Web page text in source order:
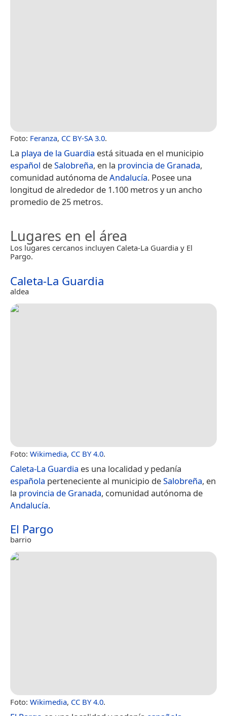
Foto: Feranza, CC BY-SA 3.0.
La playa de la Guardia está situada en el municipio
español deSalobreña, en la provincia de Granada,
comunidad autónoma deAndalucía. Posee una
longitud de alrededor de 1.100 metros y un ancho
promedio de 25 metros.
Lugares en el área
Los lugares cercanos incluyen Caleta-La Guardia y El
Pargo.
Caleta-La Guardia
aldea
Foto: Wikimedia, CC BY 4.0.
Caleta-La Guardia es una localidad y pedanía
española perteneciente al municipio deSalobreña, en
la provincia de Granada, comunidad autónoma de
Andalucía.
El Pargo
barrio
Foto: Wikimedia, CC BY 4.0.